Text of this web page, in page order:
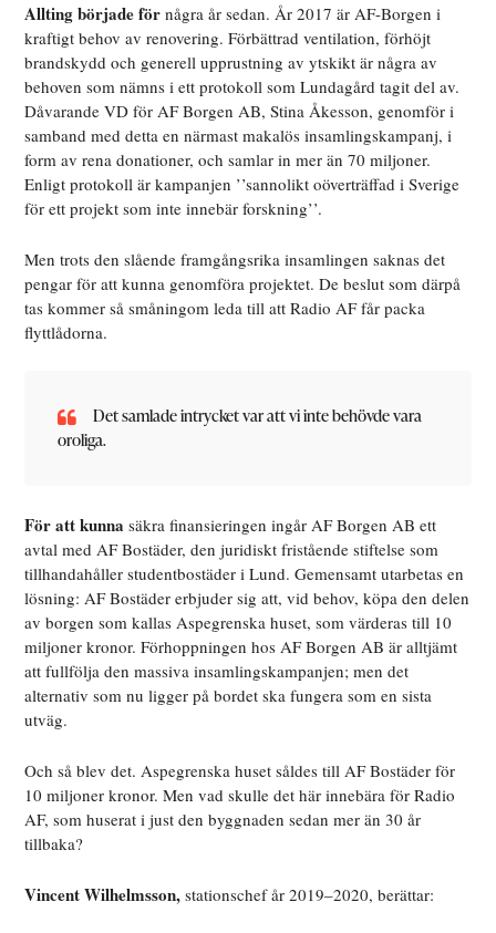
Allting började för några år sedan. År 2017 är AF-Borgen i
kraftigt behov av renovering. Förbättrad ventilation, förhöjt
brandskydd och generell upprustning av ytskikt är några av
behoven som nämns i ett protokoll som Lundagård tagit del av.
Dåvarande VD för AF Borgen AB, Stina Åkesson, genomför i
samband med detta en närmast makalös insamlingskampanj, i
form av rena donationer, och samlar in mer än 70 miljoner.
Enligt protokoll är kampanjen ’’sannolikt oöverträffad i Sverige
för ett projekt som inte innebär forskning’’.
Men trots den slående framgångsrika insamlingen saknas det
pengar för att kunna genomföra projektet. De beslut som därpå
tas kommer så småningom leda till att Radio AF får packa
flyttlådorna.
Det samlade intrycket var att vi inte behövde vara
oroliga.
För att kunna säkra finansieringen ingår AF Borgen AB ett
avtal med AF Bostäder, den juridiskt fristående stiftelse som
tillhandahåller studentbostäder i Lund. Gemensamt utarbetas en
lösning: AF Bostäder erbjuder sig att, vid behov, köpa den delen
av borgen som kallas Aspegrenska huset, som värderas till 10
miljoner kronor. Förhoppningen hos AF Borgen AB är alltjämt
att fullfölja den massiva insamlingskampanjen; men det
alternativ som nu ligger på bordet ska fungera som en sista
utväg.
Och så blev det. Aspegrenska huset såldes till AF Bostäder för
10 miljoner kronor. Men vad skulle det här innebära för Radio
AF, som huserat i just den byggnaden sedan mer än 30 år
tillbaka?
Vincent Wilhelmsson,stationschef år 2019–2020, berättar: